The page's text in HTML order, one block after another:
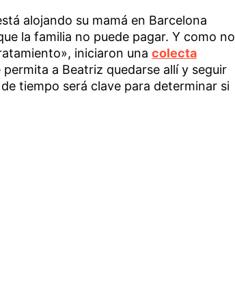
alojando su mamá en Barcelona
la familia no puede pagar. Y como no
iniciaron una colecta
a Beatriz quedarse allí y seguir
tiempo será clave para determinar si